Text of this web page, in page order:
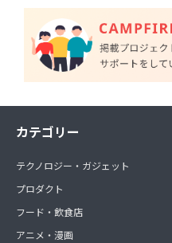
カテゴリー
テクノロジー・ガジェット
プロダクト
フード・飲食店
アニメ・漫画